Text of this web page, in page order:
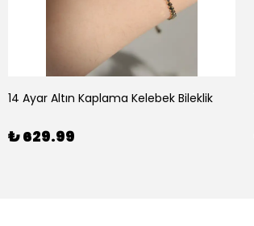
14 Ayar Altın Kaplama Kelebek Bileklik
₺ 629.99